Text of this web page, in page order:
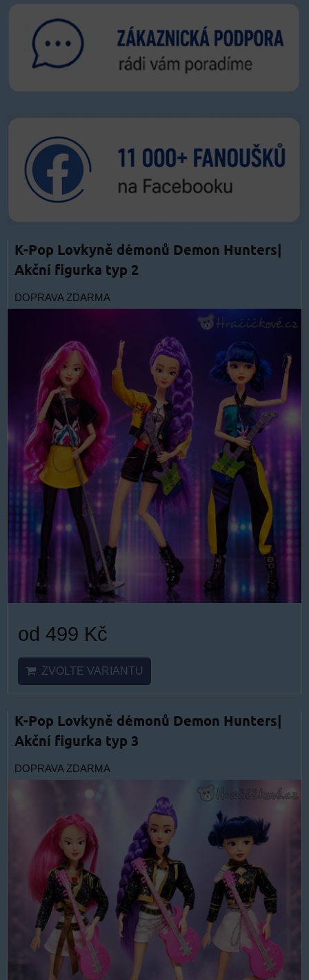
K-Pop Lovkyně démonů Demon Hunters|
Akční figurka typ 2
DOPRAVA ZDARMA
od 499 Kč
ZVOLTE VARIANTU
K-Pop Lovkyně démonů Demon Hunters|
Akční figurka typ 3
DOPRAVA ZDARMA